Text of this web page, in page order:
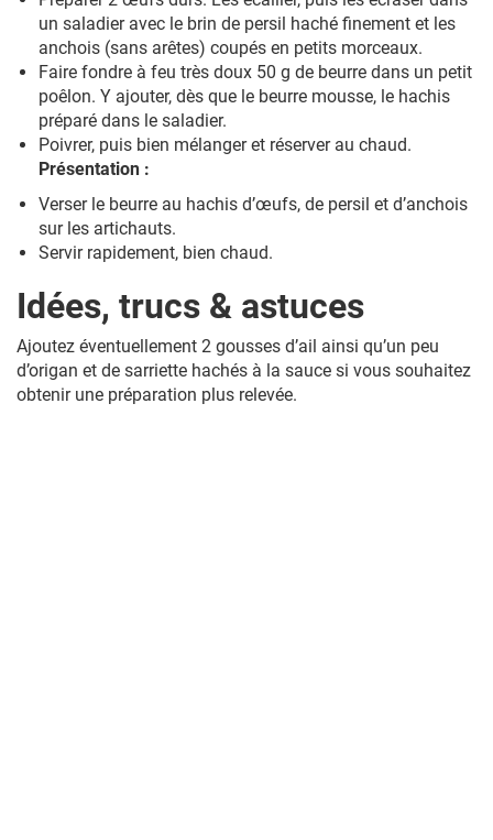
un saladier avec le brin de persil haché finement et les
anchois (sans arêtes) coupés en petits morceaux.
Faire fondre à feu très doux 50 g de beurre dans un petit
poêlon. Y ajouter, dès que le beurre mousse, le hachis
préparé dans le saladier.
Poivrer, puis bien mélanger et réserver au chaud.
Présentation :
Verser le beurre au hachis d’œufs, de persil et d’anchois
sur les artichauts.
Servir rapidement, bien chaud.
Idées, trucs & astuces
Ajoutez éventuellement 2 gousses d’ail ainsi qu’un peu
d’origan et de sarriette hachés à la sauce si vous souhaitez
obtenir une préparation plus relevée.